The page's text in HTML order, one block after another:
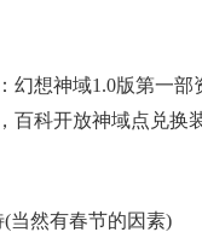
想神域1.0版第一部
百科开放神域点兑换
然有春节的因素)